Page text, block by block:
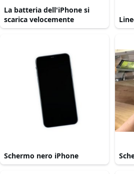
La batteria dell'iPhone si
scarica velocemente
Schermo nero iPhone